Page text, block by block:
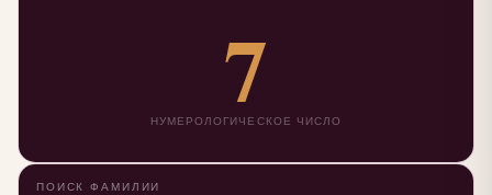
7
НУМЕРОЛОГИЧЕСКОЕ ЧИСЛО
ПОИСК ФАМИЛИИ